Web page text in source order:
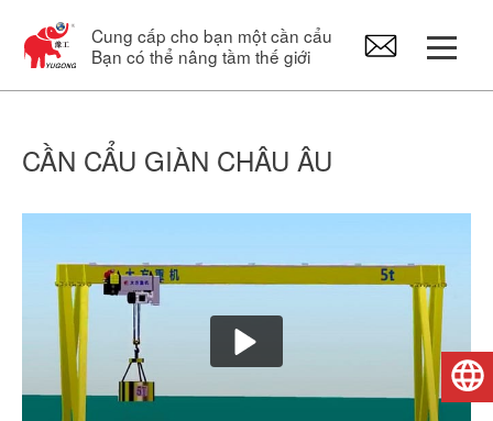
Cung cấp cho bạn một cần cẩu
Bạn có thể nâng tầm thế giới
Cổng trục
Cầu trục xoay
Palăng điện
Phụ tùng cần cẩu
CẦN CẨU GIÀN CHÂU ÂU
Tiếng Việt